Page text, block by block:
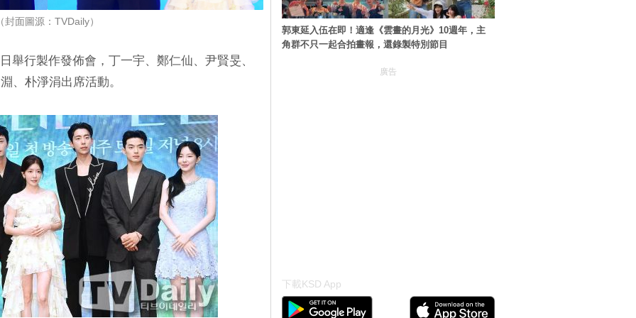
封面圖源：TVDaily）
舉行製作發佈會，丁一宇、鄭仁仙、尹賢旻、
、朴淨涓出席活動。
郭東延入伍在即！適逢《雲畫的月光》10週年，主
角群不只一起合拍畫報，還錄製特別節目
廣告
下載KSD App